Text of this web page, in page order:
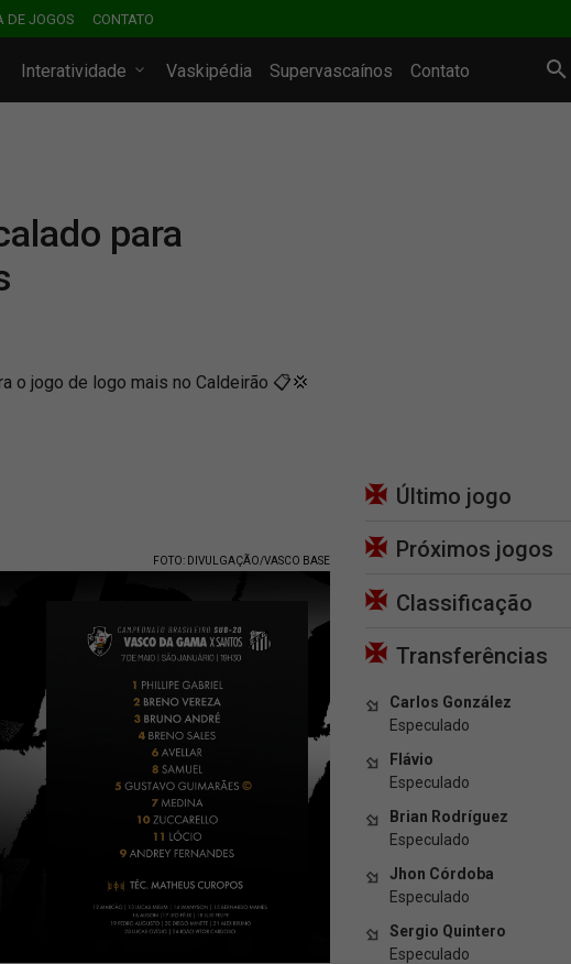
DE JOGOS CONTATO
Interatividade Vaskipédia Supervascaínos Contato
para
o jogo de logo mais no Caldeirão 📋💢
FOTO: DIVULGAÇÃO/VASCO BASE
Último jogo
Próximos jogos
Classificação
Transferências
Carlos González
Especulado
Flávio
Especulado
Brian Rodríguez
Especulado
Jhon Córdoba
Especulado
Sergio Quintero
Especulado